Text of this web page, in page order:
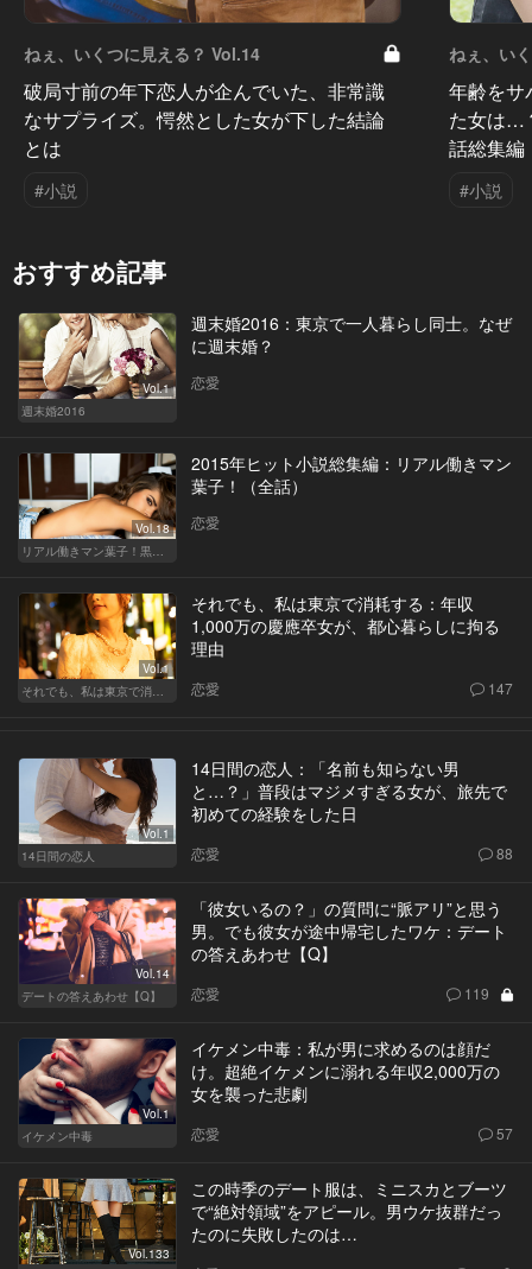
ねぇ、いくつに見える？ Vol.14
破局寸前の年下恋人が企んでいた、非常識
なサプライズ。愕然とした女が下した結論
とは
#小説
ねぇ、い
年齢をサ
た女は…
話総集編
#小説
おすすめ記事
Vol.1
週末婚2016
週末婚2016：東京で一人暮らし同士。なぜ
に週末婚？
恋愛
Vol.18
リアル働きマン葉子！黒革の編集手帳 written by 内埜さくら
2015年ヒット小説総集編：リアル働きマン
葉子！（全話）
恋愛
Vol.1
それでも、私は東京で消耗する
それでも、私は東京で消耗する：年収
1,000万の慶應卒女が、都心暮らしに拘る
理由
恋愛 147
Vol.1
14日間の恋人
14日間の恋人：「名前も知らない男
と…？」普段はマジメすぎる女が、旅先で
初めての経験をした日
恋愛 88
Vol.14
デートの答えあわせ【Q】
「彼女いるの？」の質問に“脈アリ”と思う
男。でも彼女が途中帰宅したワケ：デート
の答えあわせ【Q】
恋愛 119
Vol.1
イケメン中毒
イケメン中毒：私が男に求めるのは顔だ
け。超絶イケメンに溺れる年収2,000万の
女を襲った悲劇
恋愛 57
Vol.133
この時季のデート服は、ミニスカとブーツ
で“絶対領域”をアピール。男ウケ抜群だっ
たのに失敗したのは…